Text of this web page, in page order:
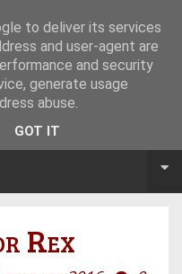
Rex
to deliver its services
and user-agent are
and security
generate usage
abuse.
GOT IT